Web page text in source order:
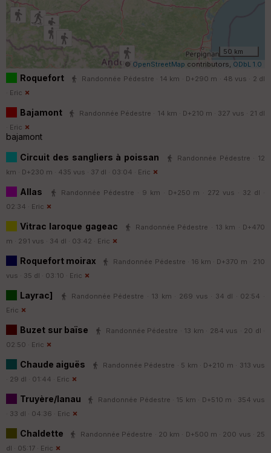
50 km
© OpenStreetMap contributors, ODbL 1.0
Roquefort
Randonnée Pédestre · 14 km · D+290 m · 48 vus · 2 dl
· Eric
Bajamont
Randonnée Pédestre · 14 km · D+210 m · 327 vus · 21 dl
· Eric
bajamont
Circuit des sangliers à poissan
Randonnée Pédestre · 12
km · D+230 m · 435 vus · 37 dl · 03:04 · Eric
Allas
Randonnée Pédestre · 9 km · D+250 m · 272 vus · 32 dl ·
02:34 · Eric
Vitrac laroque gageac
Randonnée Pédestre · 13 km · D+470
m · 291 vus · 34 dl · 03:42 · Eric
Roquefort moirax
Randonnée Pédestre · 16 km · D+370 m · 210
vus · 35 dl · 03:10 · Eric
Layrac]
Randonnée Pédestre · 13 km · 269 vus · 34 dl · 02:54 ·
Eric
Buzet sur baïse
Randonnée Pédestre · 13 km · 284 vus · 20 dl ·
02:50 · Eric
Chaude aiguës
Randonnée Pédestre · 5 km · D+210 m · 313 vus
· 29 dl · 01:44 · Eric
Truyère/lanau
Randonnée Pédestre · 15 km · D+510 m · 354 vus
· 33 dl · 04:36 · Eric
Chaldette
Randonnée Pédestre · 20 km · D+500 m · 200 vus · 25
dl · 05:17 · Eric